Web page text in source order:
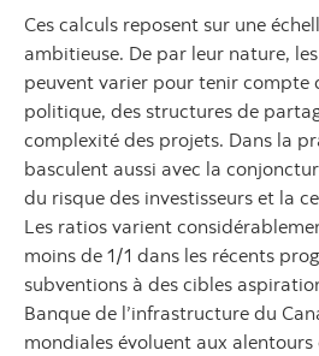
Ces calculs reposent sur une
ambitieuse. De par leur nature,
peuvent varier pour tenir compte
politique, des structures de
complexité des projets. Dans la
basculent aussi avec la
du risque des investisseurs et la
Les ratios varient
moins de 1/1 dans les récents
subventions à des cibles
Banque de l’infrastructure du
mondiales évoluent aux